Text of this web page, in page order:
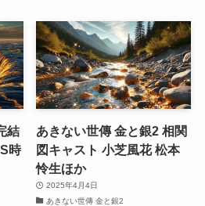
結
時
あきない世傳 金と銀2 相関
図キャスト 小芝風花 松本
怜生ほか
2025年4月4日
あきない世傳 金と銀2